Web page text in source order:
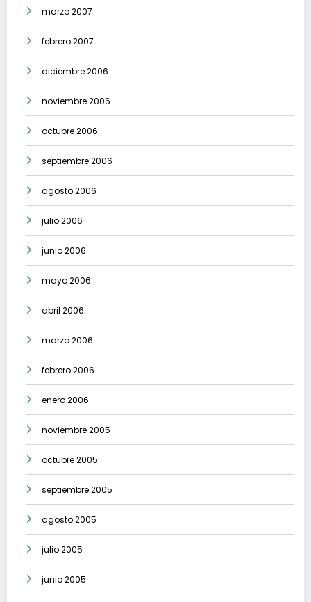
marzo 2007
febrero 2007
diciembre 2006
noviembre 2006
octubre 2006
septiembre 2006
agosto 2006
julio 2006
junio 2006
mayo 2006
abril 2006
marzo 2006
febrero 2006
enero 2006
noviembre 2005
octubre 2005
septiembre 2005
agosto 2005
julio 2005
junio 2005